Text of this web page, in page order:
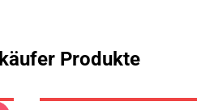
Produkte